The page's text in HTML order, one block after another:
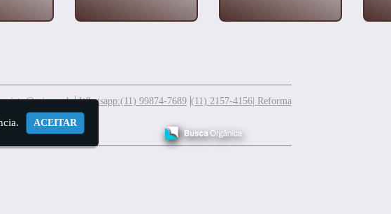
Whatsapp:(11) 99874-7689 (11) 2157-4156| Reforma
ACEITAR